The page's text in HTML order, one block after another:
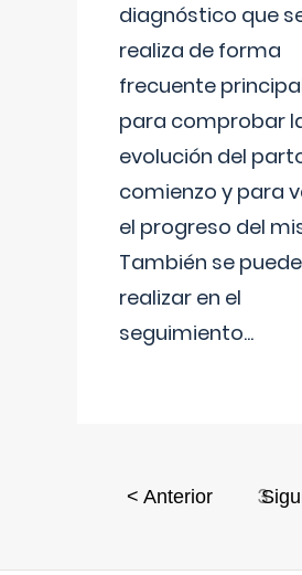
diagnóstico que
realiza de forma
frecuente
para comprobar
evolución del
comienzo y para
el progreso del
También se puede
realizar en el
seguimiento...
< Anterior 3